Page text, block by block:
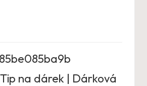
Tip na dárek | Dárková